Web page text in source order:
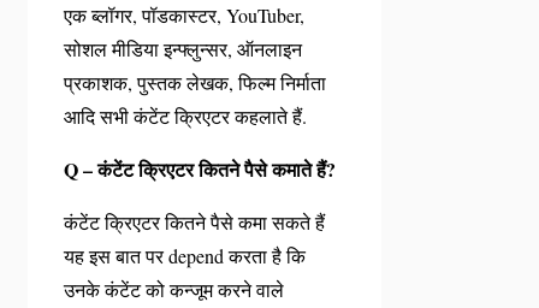
एक ब्लॉगर, पॉडकास्टर, YouTuber,
सोशल मीडिया इन्फ्लुन्सर, ऑनलाइन
प्रकाशक, पुस्तक लेखक, फिल्म निर्माता
आदि सभी कंटेंट क्रिएटर कहलाते हैं.
Q – कंटेंट क्रिएटर कितने पैसे कमाते हैं?
कंटेंट क्रिएटर कितने पैसे कमा सकते हैं
यह इस बात पर depend करता है कि
उनके कंटेंट को कन्जूम करने वाले